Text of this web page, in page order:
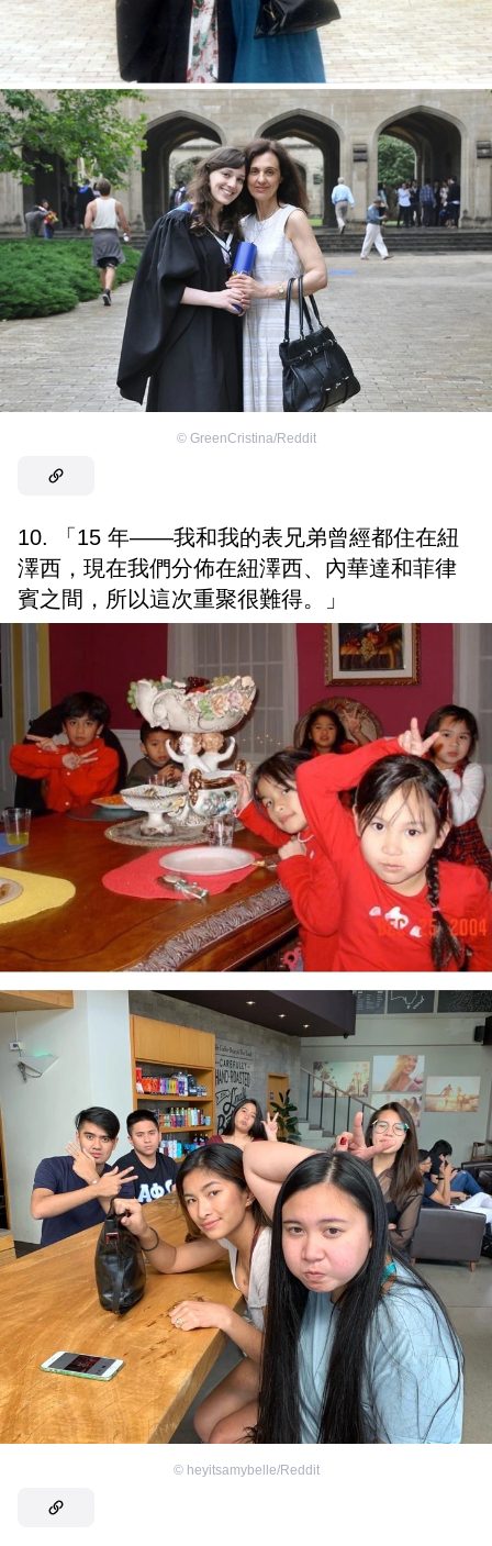
© GreenCristina/Reddit
10. 「15 年——我和我的表兄弟曾經都住在紐
澤西，現在我們分佈在紐澤西、內華達和菲律
賓之間，所以這次重聚很難得。」
© heyitsamybelle/Reddit